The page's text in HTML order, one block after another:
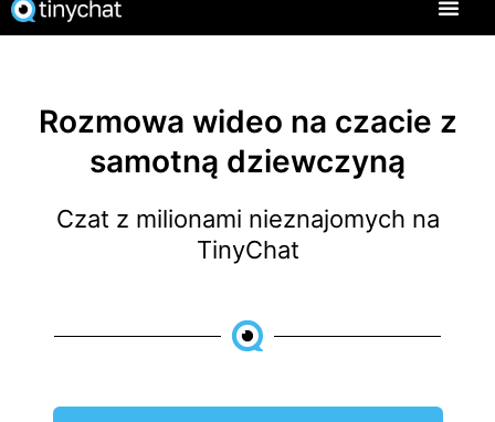
Rozmowa wideo na czacie z
samotną dziewczyną
Czat z milionami nieznajomych na
TinyChat